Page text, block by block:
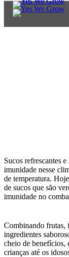
Fechar
Pesquisa
Sucos refrescantes
imunidade nesse
de temperatura.
de sucos que são
imunidade no
Combinando frutas,
ingredientes
cheio de benefícios,
crianças até os